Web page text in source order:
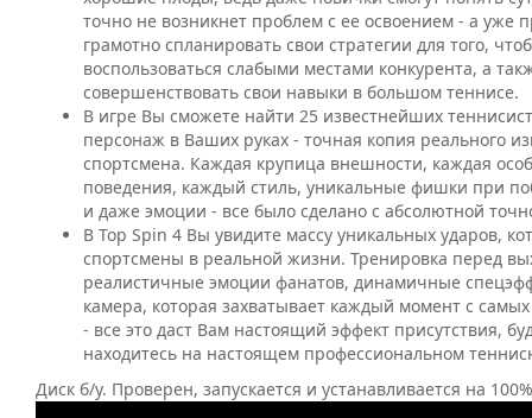
точно не возникнет проблем с ее освоением - а уже
грамотно спланировать свои стратегии для того,
воспользоваться слабыми местами конкурента, а
совершенствовать свои навыки в большом теннисе.
В игре Вы сможете найти 25 известнейших
персонаж в Ваших руках - точная копия реального
спортсмена. Каждая крупица внешности, каждая
поведения, каждый стиль, уникальные фишки при
и даже эмоции - все было сделано с абсолютной
В Top Spin 4 Вы увидите массу уникальных ударов,
спортсмены в реальной жизни. Тренировка перед
реалистичные эмоции фанатов, динамичные
камера, которая захватывает каждый момент с
- все это даст Вам настоящий эффект присутствия,
находитесь на настоящем профессиональном
Диск б/у. Проверен, запускается и устанавливается на 100%